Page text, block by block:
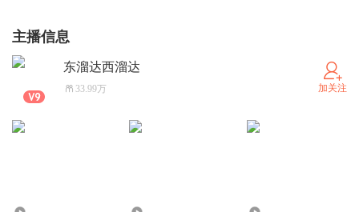
主播信息
东溜达西溜达
33.99万 加关注